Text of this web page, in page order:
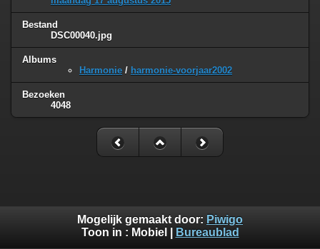
Bestand
DSC00040.jpg
Albums
Harmonie / harmonie-voorjaar2002
Bezoeken
4048
Mogelijk gemaakt door: Piwigo
Toon in : Mobiel Bureaublad